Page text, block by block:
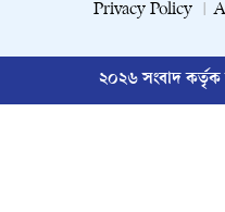
Privacy Policy
২০২৬ সংবাদ কর্তৃক